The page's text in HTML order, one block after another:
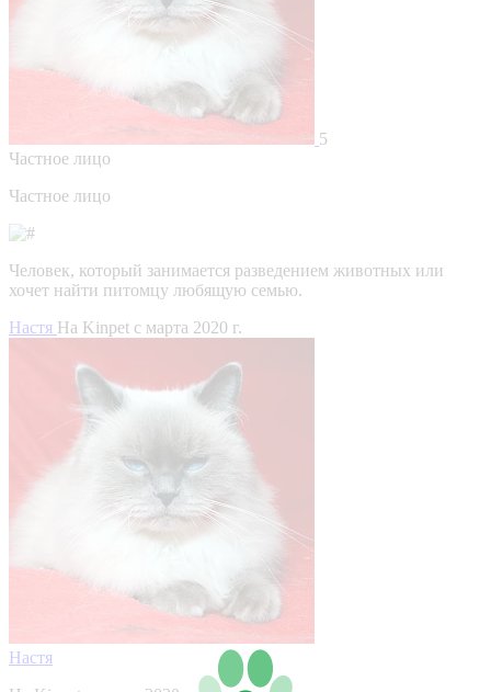
5
Частное лицо
Частное лицо
Человек, который занимается разведением животных или
хочет найти питомцу любящую семью.
Настя На Kinpet c марта 2020 г.
Настя